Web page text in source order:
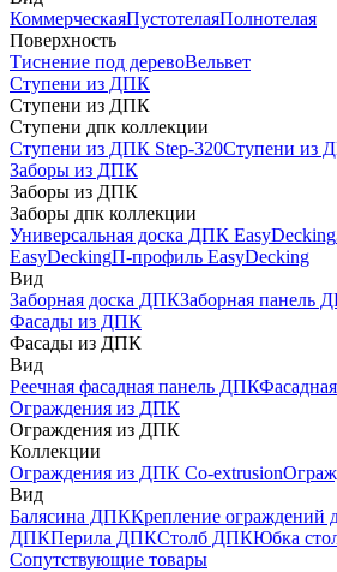
КоммерческаяПустотелаяПолнотелая
Поверхность
Тиснение под деревоВельвет
Ступени из ДПК
Ступени из ДПК
Ступени дпк коллекции
Ступени из ДПК Step-320Ступени из
Заборы из ДПК
Заборы из ДПК
Заборы дпк коллекции
Универсальная доска ДПК EasyDecking
EasyDeckingП-профиль EasyDecking
Вид
Заборная доска ДПКЗаборная панель
Фасады из ДПК
Фасады из ДПК
Вид
Реечная фасадная панель ДПК
Ограждения из ДПК
Ограждения из ДПК
Коллекции
Ограждения из ДПК Co-extrusion
Вид
Балясина ДПККрепление ограждений
ДПКПерила ДПКСтолб ДПКЮбка
Сопутствующие товары